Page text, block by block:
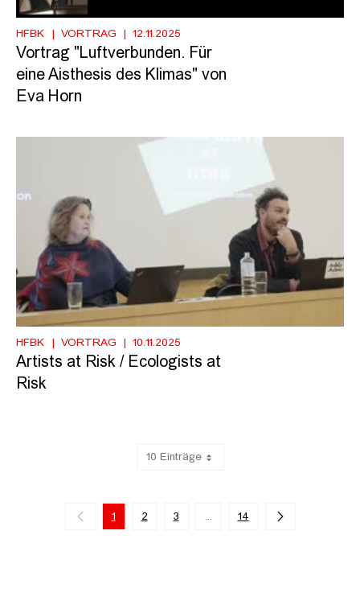
HFBK VORTRAG 12.11.2025
Vortrag "Luftverbunden. Für
eine Aisthesis des Klimas" von
Eva Horn
HFBK VORTRAG 10.11.2025
Artists at Risk / Ecologists at
Risk
10 Einträge
1 2 3 ...Zwischenseiten Navigieren
14